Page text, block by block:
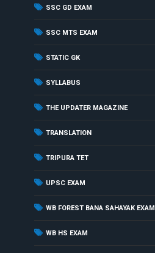
SSC GD EXAM
SSC MTS EXAM
STATIC GK
SYLLABUS
THE UPDATER MAGAZINE
TRANSLATION
TRIPURA TET
UPSC EXAM
WB FOREST BANA SAHAYAK EXAM
WB HS EXAM